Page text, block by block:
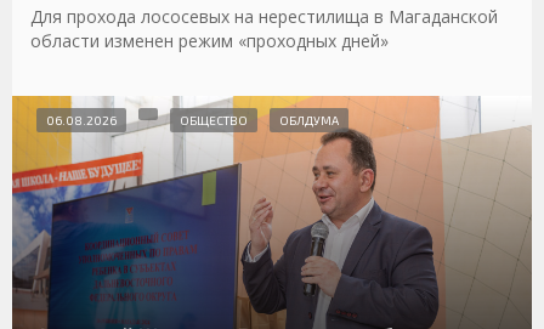
Для прохода лососевых на нерестилища в Магаданской
области изменен режим «проходных дней»
06.08.2026 ОБЩЕСТВО ОБЛДУМА